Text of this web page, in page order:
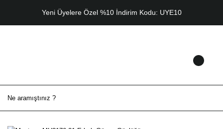
Yeni Üyelere Özel %10 İndirim Kodu: UYE10